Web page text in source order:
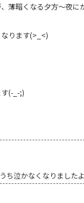
薄暗くなる夕方～夜
なります(>_<)
(-_-;)
ち泣かなくなりましたよ